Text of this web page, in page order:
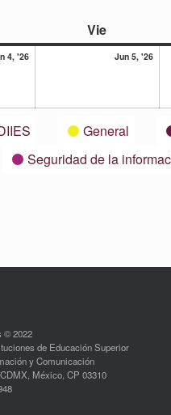
Vieviernes
4, '264
Jun 5, '265
General
Seguridad de la
© 2022
de Educación Superior
y Comunicación
México, CP 03310